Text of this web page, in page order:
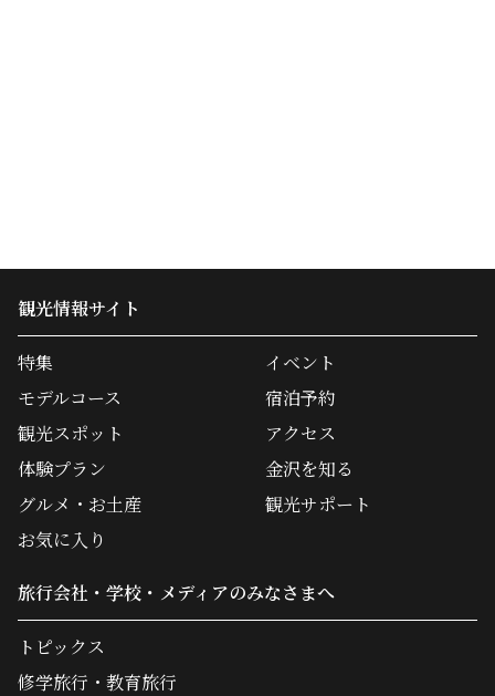
観光情報サイト
特集
モデルコース
観光スポット
体験プラン
グルメ・お土産
イベント
宿泊予約
アクセス
金沢を知る
観光サポート
お気に入り
旅行会社・学校・メディアのみなさまへ
トピックス
修学旅行・教育旅行